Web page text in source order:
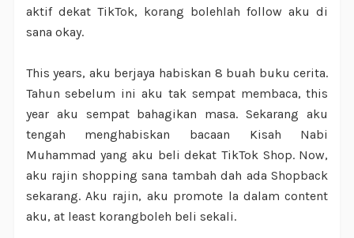
aktif dekat TikTok, korang bolehlah follow aku di
sana okay.
This years, aku berjaya habiskan 8 buah buku cerita.
Tahun sebelum ini aku tak sempat membaca, this
year aku sempat bahagikan masa. Sekarang aku
tengah menghabiskan bacaan Kisah Nabi
Muhammad yang aku beli dekat TikTok Shop. Now,
aku rajin shopping sana tambah dah ada Shopback
sekarang. Aku rajin, aku promote la dalam content
aku, at least korangboleh beli sekali.